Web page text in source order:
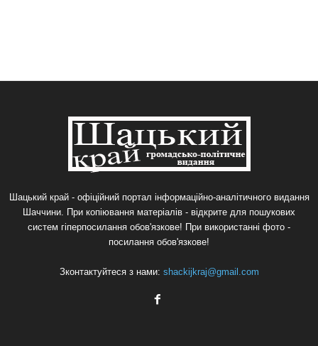
Шацький край - офіційний портал інформаційно-аналітичного видання
Шаччини. При копіювання матеріалів - відкрите для пошукових
систем гіперпосилання обов'язкове! При використанні фото -
посилання обов'язкове!
Зконтактуйтеся з нами: shackijkraj@gmail.com